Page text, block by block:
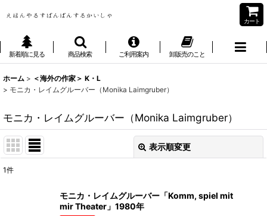
カート
新着順に見る 商品検索 ご利用案内 卸販売のこと
ホーム > ＜海外の作家＞ K・L
> モニカ・レイムグルーバー（Monika Laimgruber）
モニカ・レイムグルーバー（Monika Laimgruber）
表示順変更
1件
モニカ・レイムグルーバー「Komm, spiel mit
mir Theater」1980年